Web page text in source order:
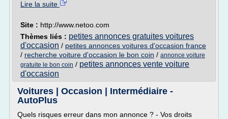
Lire la suite
Site : http://www.netoo.com
Thèmes liés : petites annonces gratuites voitures
d'occasion / petites annonces voitures d'occasion france
/ recherche voiture d'occasion le bon coin / annonce voiture
gratuite le bon coin / petites annonces vente voiture
d'occasion
Voitures | Occasion | Intermédiaire -
AutoPlus
Quels risques erreur dans mon annonce ? - Vos droits